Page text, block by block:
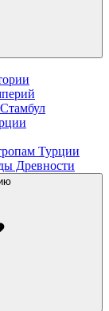
Турции
Древности